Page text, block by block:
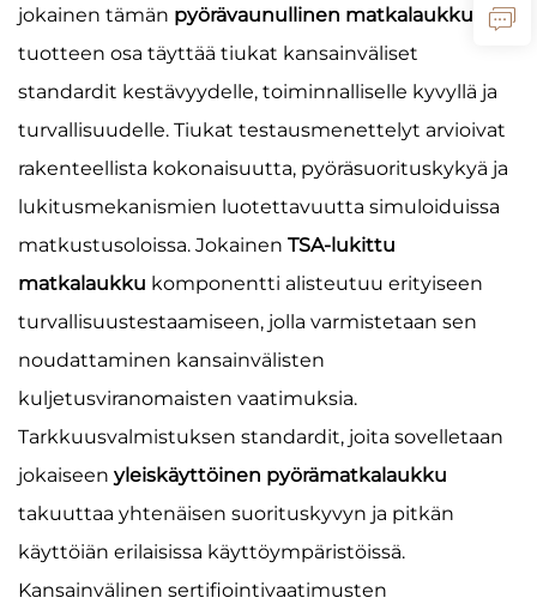
jokainen tämän pyörävaunullinen matkalaukkusarja
tuotteen osa täyttää tiukat kansainväliset
standardit kestävyydelle, toiminnalliselle kyvyllä ja
turvallisuudelle. Tiukat testausmenettelyt arvioivat
rakenteellista kokonaisuutta, pyöräsuorituskykyä ja
lukitusmekanismien luotettavuutta simuloiduissa
matkustusoloissa. Jokainen TSA-lukittu
matkalaukku komponentti alisteutuu erityiseen
turvallisuustestaamiseen, jolla varmistetaan sen
noudattaminen kansainvälisten
kuljetusviranomaisten vaatimuksia.
Tarkkuusvalmistuksen standardit, joita sovelletaan
jokaiseen yleiskäyttöinen pyörämatkalaukku
takuuttaa yhtenäisen suorituskyvyn ja pitkän
käyttöiän erilaisissa käyttöympäristöissä.
Kansainvälinen sertifiointivaatimusten